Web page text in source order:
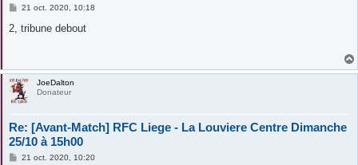
M
s
21 oct. 2020, 10:18
2, tribune debout
JoeDalton
Donateur
Re: [Avant-Match] RFC Liege - La Louviere Centre Dimanche
25/10 à 15h00
M21 oct. 2020, 10:20